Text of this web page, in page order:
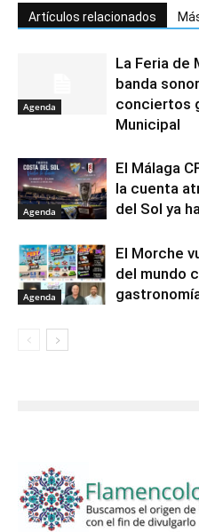
Artículos relacionados
Agenda
La Feria de
banda
conciertos
Municipal
Agenda
El Málaga
la cuenta
del Sol ya
Agenda
El Morche
del mundo